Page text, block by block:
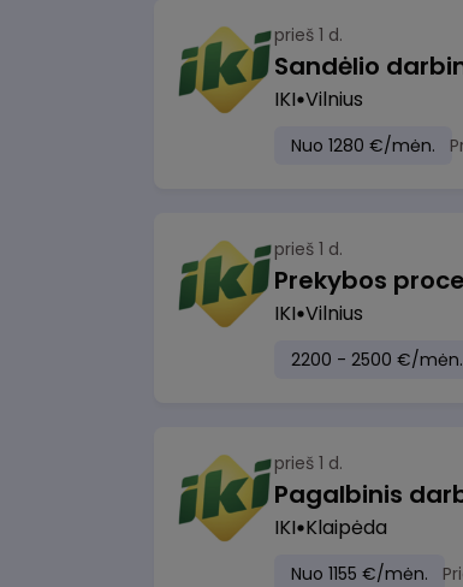
prieš 1 d.
Sandėlio
IKI Vilnius
Nuo 1280 €/mėn.
prieš 1 d.
Prekybos
IKI Vilnius
2200 - 2500 €/mėn.
prieš 1 d.
IKI Klaipėda
Nuo 1155 €/mėn.